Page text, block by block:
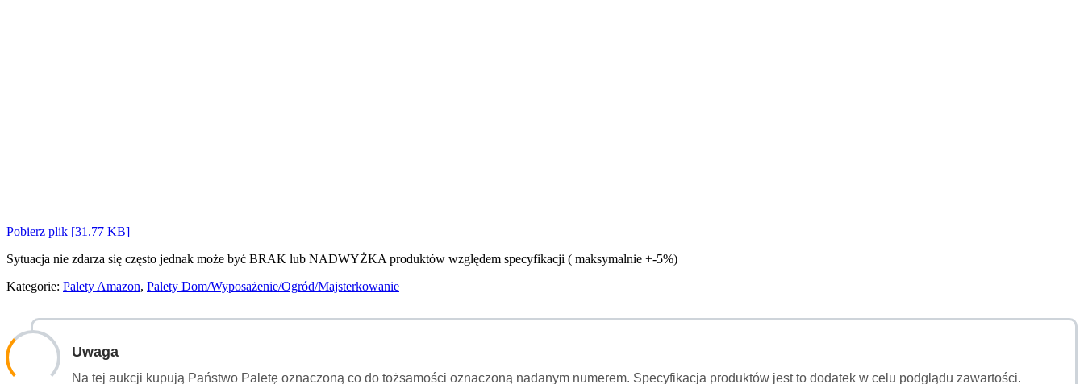
Pobierz plik [31.77 KB]
Sytuacja nie zdarza się często jednak może być BRAK lub NADWYŻKA produktów względem specyfikacji ( maksymalnie +-5%)
Kategorie: Palety Amazon, Palety Dom/Wyposażenie/Ogród/Majsterkowanie
Uwaga
Na tej aukcji kupują Państwo Paletę oznaczoną co do tożsamości oznaczoną nadanym numerem. Specyfikacja produktów jest to dodatek w celu podglądu zawartości.